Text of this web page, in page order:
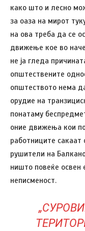
како што и лесно
за оаза на мирот
на ова треба да се
движење кое во
не ја гледа
општествените
општеството нема
орудие на
понатаму
оние движења кои
работниците
рушители на
ништо повеќе освен
неписменост.